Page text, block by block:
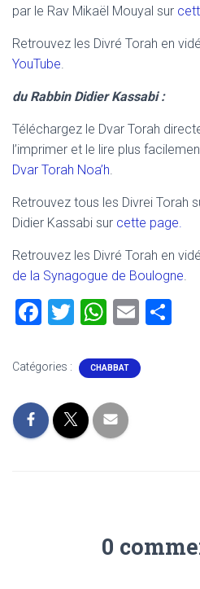
par le Rav Mikaël Mouyal sur
Retrouvez les Divré Torah en
YouTube.
du Rabbin Didier Kassabi :
Téléchargez le Dvar Torah
l’imprimer et le lire plus
Dvar Torah Noa’h.
Retrouvez tous les Divrei Torah
Didier Kassabi sur cette page.
Retrouvez les Divré Torah en
de la Synagogue de Boulogne.
F
ce
o
ok
T
tt
W
at
A
p
E
ai
Catégories : CHABBAT
0